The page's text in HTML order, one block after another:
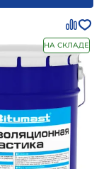
НА СКЛАДЕ